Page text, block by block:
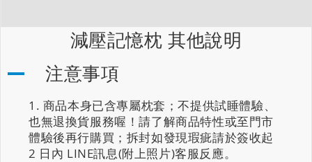
減壓記憶枕 其他說明
注意事項
商品本身已含專屬枕套；不提供試睡體驗、
也無退換貨服務喔！請了解商品特性或至門市
體驗後再行購買；拆封如發現瑕疵請於簽收起
2 日內 LINE訊息(附上照片)客服反應。